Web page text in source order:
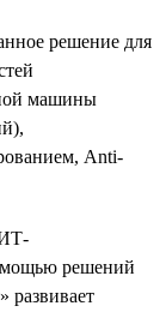
решение для
машины
Anti-
решений
развивает